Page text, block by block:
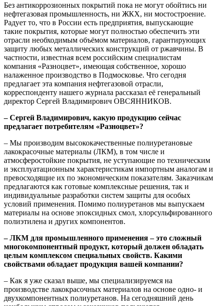
Без антикоррозионных покрытий пока не могут обойтись ни
нефтегазовая промышленность, ни ЖКХ, ни мостостроение.
Радует то, что в России есть предприятия, выпускающие
такие покрытия, которые могут полностью обеспечить эти
отрасли необходимым объёмом материалов, гарантирующих
защиту любых металлических конструкций от ржавчины. В
частности, известная всем российским специалистам
компания «Разноцвет», имеющая собственное, хорошо
налаженное производство в Подмосковье. Что сегодня
предлагает эта компания нефтегазовой отрасли,
корреспонденту нашего журнала рассказал её генеральный
директор Сергей Владимирович ОВСЯННИКОВ.
– Сергей Владимирович, какую продукцию сейчас
предлагает потребителям «Разноцвет»?
– Мы производим высококачественные полиуретановые
лакокрасочные материалы (ЛКМ), в том числе и
атмосферостойкие покрытия, не уступающие по техническим
и эксплуатационным характеристикам импортным аналогам и
превосходящие их по экономическим показателям. Заказчикам
предлагаются как готовые комплексные решения, так и
индивидуальные разработки систем защиты для особых
условий применения. Помимо полиуретанов мы выпускаем
материалы на основе эпоксидных смол, хлорсульфированного
полиэтилена и других компонентов.
– ЛКМ для промышленного применения – это сложный
многокомпонентный продукт, который должен обладать
целым комплексом специальных свойств. Какими
свойствами обладает продукция вашей компании?
– Как я уже сказал выше, мы специализируемся на
производстве лакокрасочных материалов на основе одно- и
двухкомпонентных полиуретанов. На сегодняшний день